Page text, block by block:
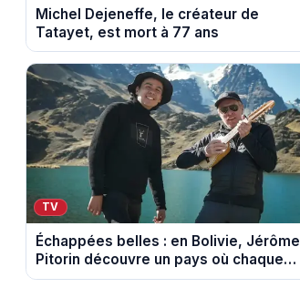
Michel Dejeneffe, le créateur de
Tatayet, est mort à 77 ans
TV
Échappées belles : en Bolivie, Jérôme
Pitorin découvre un pays où chaque
sommet se mérite